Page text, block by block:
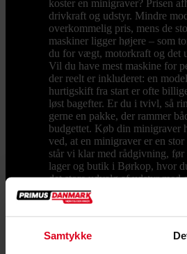
Samtykke
koster en minigraver? Prisen
drivkraft og udstyr. Mindre
overkommelig pris, mens de
maskiner ligger højere – som
du for vægt, motorkraft og det
Vil du have mest maskine for
der reelt er inkluderet: en
hurtigskift fra start er ofte
løst bagefter. Er du i tvivl, så
gerne en pakke, der rammer
budgettet. Køb din minigraver
ved, at en minigraver er en
står vi klar med rådgivning,
lager og butik i Børkop, hvor
det store udvalg af udstyr med
på hverdage før kl. 12.00,
udgangspunkt samme dag, så
komme i gang. Se udvalget
maskine til din næste opgave.